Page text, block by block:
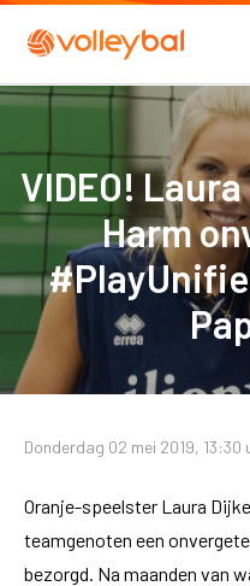
VIDEO!
Harm
Donderdag 02 mei 2019, 13:30
Oranje-speelster Laura
teamgenoten een
bezorgd. Na maanden van